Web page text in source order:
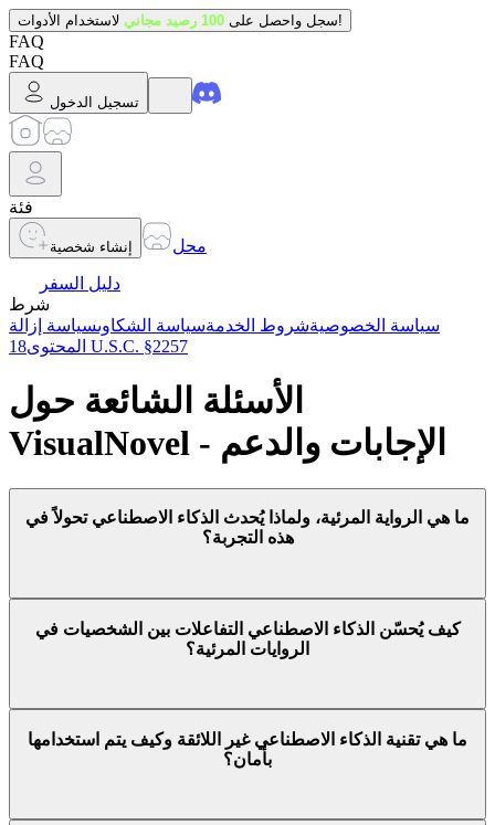
سجل واحصل على 100 رصيد مجاني لاستخدام الأدوات!
FAQ
FAQ
تسجيل الدخول
فئة
إنشاء شخصية
محل
دليل السفر
شرط
سياسة الخصوصيةشروط الخدمةسياسة الشكاوىسياسة إزالة
المحتوى 18 U.S.C. §2257
الأسئلة الشائعة حول
VisualNovel - الإجابات والدعم
ما هي الرواية المرئية، ولماذا يُحدث الذكاء الاصطناعي تحولاً في
هذه التجربة؟
كيف يُحسّن الذكاء الاصطناعي التفاعلات بين الشخصيات في
الروايات المرئية؟
ما هي تقنية الذكاء الاصطناعي غير اللائقة وكيف يتم استخدامها
بأمان؟